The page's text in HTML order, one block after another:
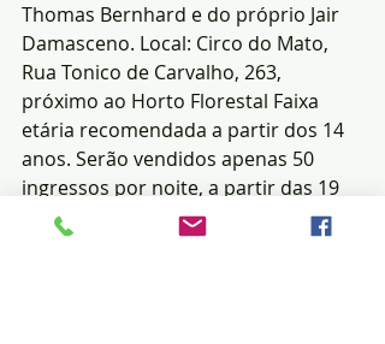
Thomas Bernhard e do próprio Jair
Damasceno. Local: Circo do Mato,
Rua Tonico de Carvalho, 263,
próximo ao Horto Florestal Faixa
etária recomendada a partir dos 14
anos. Serão vendidos apenas 50
ingressos por noite, a partir das 19
horas